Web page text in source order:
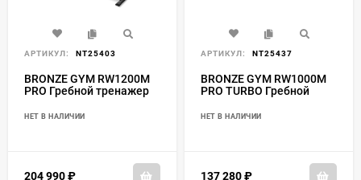
АРТИКУЛ: NT25403
BRONZE GYM RW1200M
PRO Гребной тренажер
НЕТ В НАЛИЧИИ
204 990
АРТИКУЛ: NT25437
BRONZE GYM RW1000M
PRO TURBO Гребной
НЕТ В НАЛИЧИИ
137 280